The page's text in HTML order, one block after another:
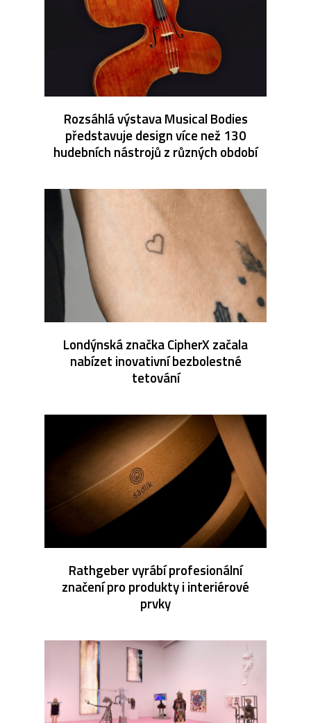
Rozsáhlá výstava Musical Bodies
představuje design více než 130
hudebních nástrojů z různých období
Londýnská značka CipherX začala
nabízet inovativní bezbolestné
tetování
Rathgeber vyrábí profesionální
značení pro produkty i interiérové
prvky